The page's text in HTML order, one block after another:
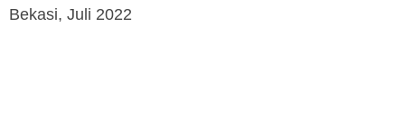
Bekasi, Juli 2022